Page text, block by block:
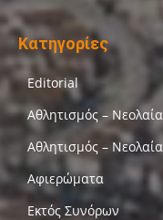
Κατηγορίες
Editorial
Αθλητισμός – Νεολαία
Αθλητισμός – Νεολαία
Αφιερώματα
Εκτός Συνόρων